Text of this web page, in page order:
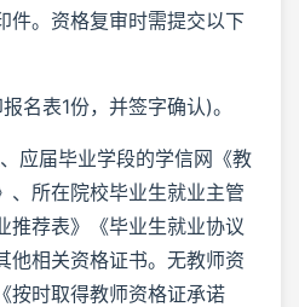
件。资格复审时需提交以下
名表1份，并签字确认)。
应届毕业学段的学信网《教
、所在院校毕业生就业主管
推荐表》《毕业生就业协议
他相关资格证书。无教师资
按时取得教师资格证承诺